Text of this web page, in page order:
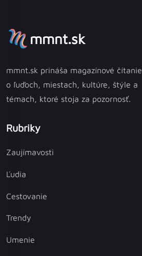
mmnt.sk
mmnt.sk prináša magazínové čítanie
o ľuďoch, miestach, kultúre, štýle a
témach, ktoré stoja za pozornosť.
Rubriky
Zaujímavosti
Ľudia
Cestovanie
Trendy
Umenie